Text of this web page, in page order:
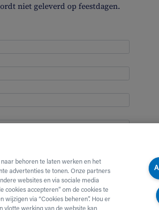
niet geleverd op feestdagen.
behoren te laten werken en het
advertenties te tonen. Onze partners
websites en via sociale media
cookies accepteren” om de cookies te
via “Cookies beheren”. Hou er